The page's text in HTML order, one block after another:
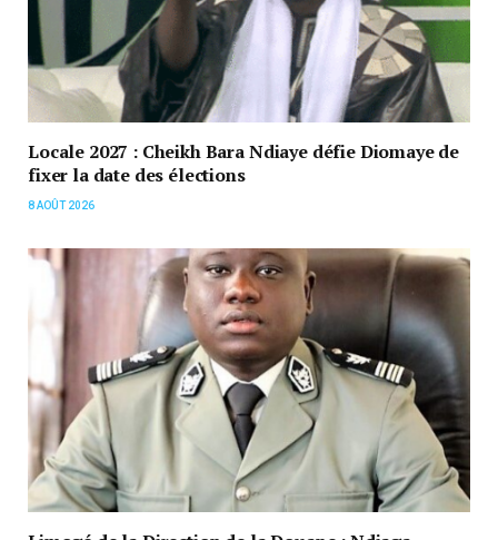
Locale 2027 : Cheikh Bara Ndiaye défie Diomaye de
fixer la date des élections
8 AOÛT 2026